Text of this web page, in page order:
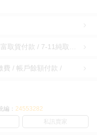
費 / 帳戶餘額付款 /
： 24553282
私訊賣家